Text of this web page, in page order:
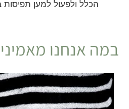
הכלל ולפעול למען תפיסות
במה אנחנו